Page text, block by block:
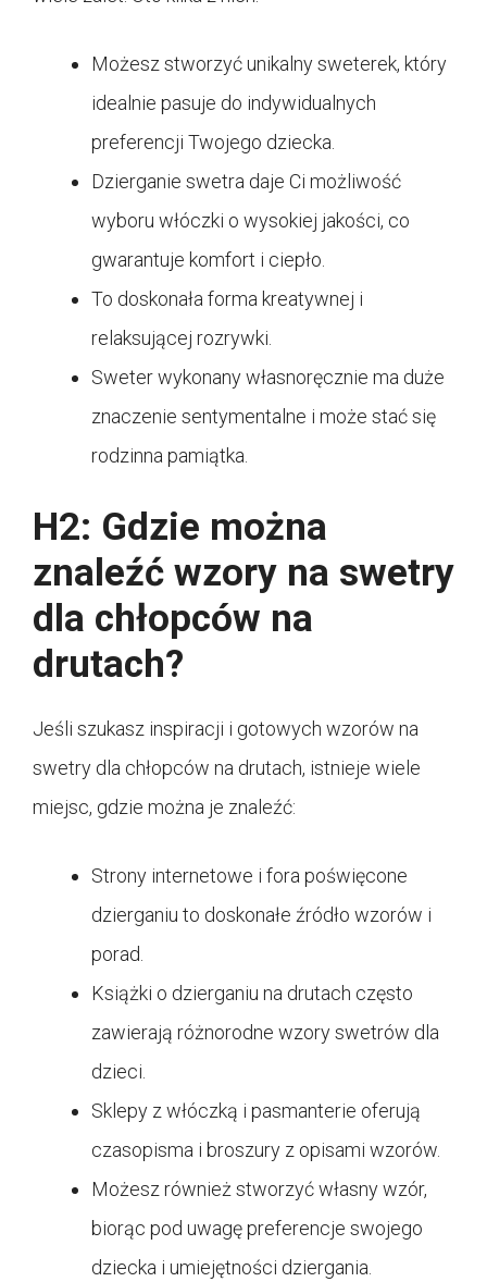
Możesz stworzyć unikalny sweterek, który
idealnie pasuje do indywidualnych
preferencji Twojego dziecka.
Dzierganie swetra daje Ci możliwość
wyboru włóczki o wysokiej jakości, co
gwarantuje komfort i ciepło.
To doskonała forma kreatywnej i
relaksującej rozrywki.
Sweter wykonany własnoręcznie ma duże
znaczenie sentymentalne i może stać się
rodzinna pamiątka.
H2: Gdzie można
znaleźć wzory na swetry
dla chłopców na
drutach?
Jeśli szukasz inspiracji i gotowych wzorów na
swetry dla chłopców na drutach, istnieje wiele
miejsc, gdzie można je znaleźć:
Strony internetowe i fora poświęcone
dzierganiu to doskonałe źródło wzorów i
porad.
Książki o dzierganiu na drutach często
zawierają różnorodne wzory swetrów dla
dzieci.
Sklepy z włóczką i pasmanterie oferują
czasopisma i broszury z opisami wzorów.
Możesz również stworzyć własny wzór,
biorąc pod uwagę preferencje swojego
dziecka i umiejętności dziergania.